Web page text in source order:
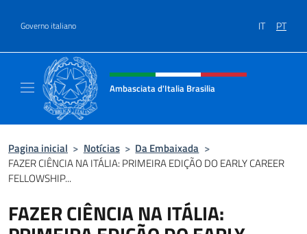
Governo italiano IT PT
Site, social e cabeçalho do menu
Ambasciata d'Italia Brasilia
Pagina inicial > Notícias > Da Embaixada >
FAZER CIÊNCIA NA ITÁLIA: PRIMEIRA EDIÇÃO DO EARLY CAREER
FELLOWSHIP...
FAZER CIÊNCIA NA ITÁLIA: